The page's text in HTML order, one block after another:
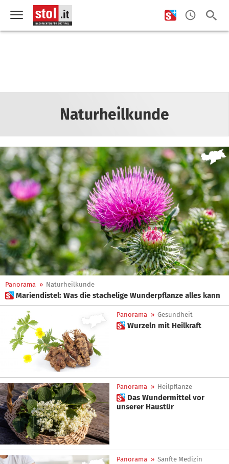
Naturheilkunde
Panorama » Naturheilkunde
 Mariendistel: Was die stachelige Wunderpflanze alles kann
Panorama » Gesundheit
 Wurzeln mit Heilkraft
Panorama » Heilpflanze
 Das Wundermittel vor
unserer Haustür
Panorama » Sanfte Medizin